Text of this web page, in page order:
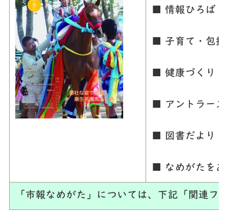
■ 情報ひろば
■ 子育て・包
■ 健康づくり
■ アントラー
■ 図書だより
■ なめがたを
「市報なめがた」については、下記「関連